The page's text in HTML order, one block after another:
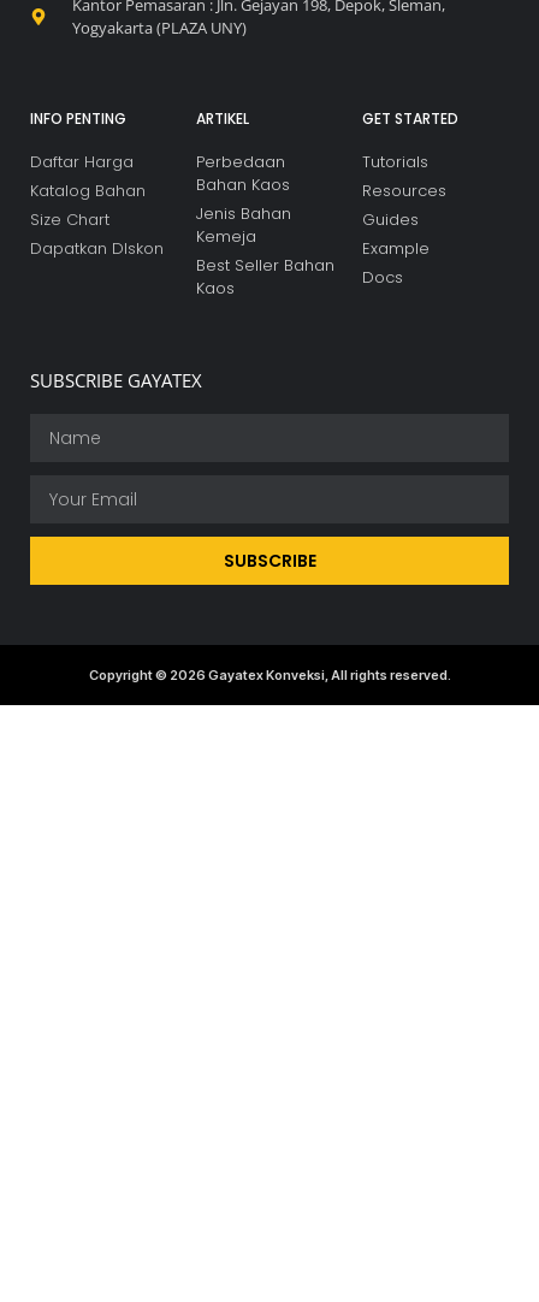
Kantor Pemasaran : Jln. Gejayan 198, Depok, Sleman,
Yogyakarta (PLAZA UNY)
INFO PENTING
Daftar Harga
Katalog Bahan
Size Chart
Dapatkan DIskon
ARTIKEL
Perbedaan
Bahan Kaos
Jenis Bahan
Kemeja
Best Seller Bahan
Kaos
GET STARTED
Tutorials
Resources
Guides
Example
Docs
SUBSCRIBE GAYATEX
SUBSCRIBE
Copyright © 2026 Gayatex Konveksi, All rights reserved.